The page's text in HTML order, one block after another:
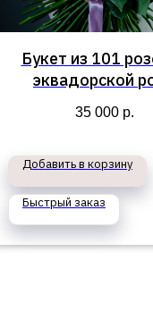
Букет из 101
эквадорской
35 000 р.
Добавить в корзину
Быстрый заказ